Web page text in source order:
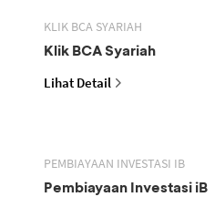
KLIK BCA SYARIAH
Klik BCA Syariah
Lihat Detail
PEMBIAYAAN INVESTASI IB
Pembiayaan Investasi iB